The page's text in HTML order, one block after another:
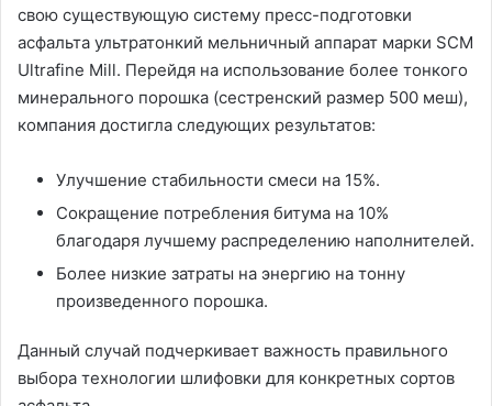
свою существующую систему пресс-подготовки
асфальта ультратонкий мельничный аппарат марки SCM
Ultrafine Mill. Перейдя на использование более тонкого
минерального порошка (сестренский размер 500 меш),
компания достигла следующих результатов:
Улучшение стабильности смеси на 15%.
Сокращение потребления битума на 10%
благодаря лучшему распределению наполнителей.
Более низкие затраты на энергию на тонну
произведенного порошка.
Данный случай подчеркивает важность правильного
выбора технологии шлифовки для конкретных сортов